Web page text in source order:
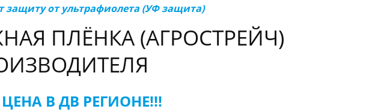
защиту от ультрафиолета (УФ защита)
ПЛЁНКА (АГРОСТРЕЙЧ)
В ДВ РЕГИОНЕ!!!